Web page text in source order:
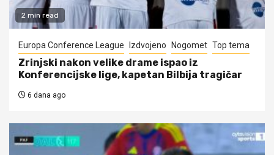
2 min read
Europa Conference League Izdvojeno Nogomet Top tema
Zrinjski nakon velike drame ispao iz
Konferencijske lige, kapetan Bilbija tragičar
6 dana ago